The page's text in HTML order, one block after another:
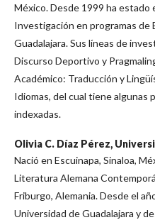
México. Desde 1999 ha estado
Investigación en programas de
Guadalajara. Sus líneas de
Discurso Deportivo y
Académico: Traducción y
Idiomas, del cual tiene algunas
indexadas.
Olivia C. Díaz Pérez,
Nació en Escuinapa, Sinaloa,
Literatura Alemana
Friburgo, Alemania. Desde el
Universidad de Guadalajara y